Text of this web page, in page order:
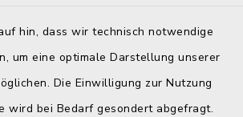
hin, dass wir technisch notwendige
um eine optimale Darstellung unserer
Die Einwilligung zur Nutzung
wird bei Bedarf gesondert abgefragt.